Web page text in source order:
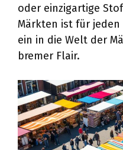
oder einzigartige
Märkten ist für jeden
ein in die Welt der
bremer Flair.